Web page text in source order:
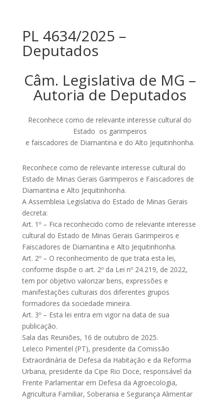
PL 4634/2025 –
Deputados
Câm. Legislativa de MG –
Autoria de Deputados
Reconhece como de relevante interesse cultural do
Estado os garimpeiros
e faiscadores de Diamantina e do Alto Jequitinhonha.
Reconhece como de relevante interesse cultural do
Estado de Minas Gerais Garimpeiros e Faiscadores de
Diamantina e Alto Jequitinhonha.
A Assembleia Legislativa do Estado de Minas Gerais
decreta:
Art. 1º – Fica reconhecido como de relevante interesse
cultural do Estado de Minas Gerais Garimpeiros e
Faiscadores de Diamantina e Alto Jequitinhonha.
Art. 2º – O reconhecimento de que trata esta lei,
conforme dispõe o art. 2º da Lei nº 24.219, de 2022,
tem por objetivo valorizar bens, expressões e
manifestações culturais dos diferentes grupos
formadores da sociedade mineira.
Art. 3º – Esta lei entra em vigor na data de sua
publicação.
Sala das Reuniões, 16 de outubro de 2025.
Leleco Pimentel (PT), presidente da Comissão
Extraordinária de Defesa da Habitação e da Reforma
Urbana, presidente da Cipe Rio Doce, responsável da
Frente Parlamentar em Defesa da Agroecologia,
Agricultura Familiar, Soberania e Segurança Alimentar